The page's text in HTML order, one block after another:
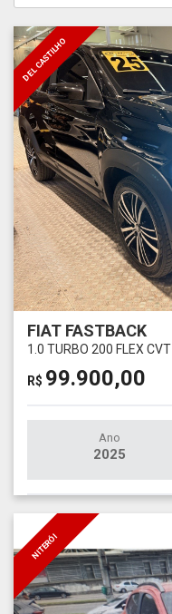
DEL CASTILHO
FIAT FASTBACK
1.0 TURBO 200 FLEX CVT
R$ 99.900,00
Ano
2025
NITERÓI